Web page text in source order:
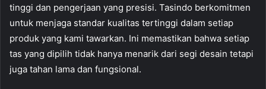
tinggi dan pengerjaan yang presisi. Tasindo berkomitmen
untuk menjaga standar kualitas tertinggi dalam setiap
produk yang kami tawarkan. Ini memastikan bahwa setiap
tas yang dipilih tidak hanya menarik dari segi desain tetapi
juga tahan lama dan fungsional.